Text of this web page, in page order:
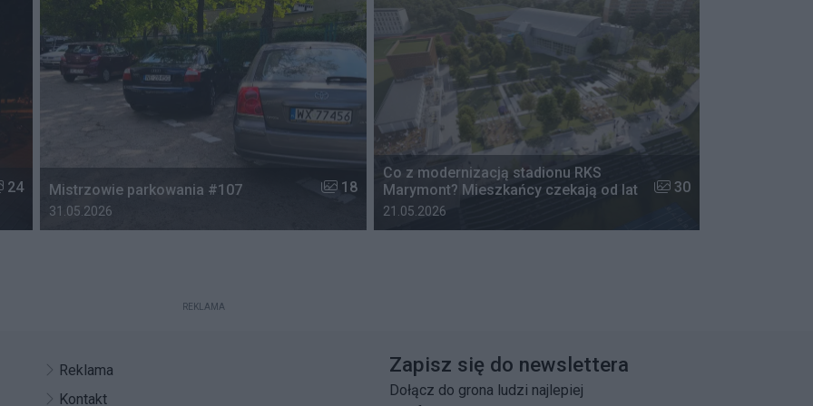
zdjęć w galerii:
24 Mistrzowie parkowania #107 Liczba zdjęć w galerii:
18
Data dodania galerii:
31.05.2026
Co z modernizacją stadionu RKS
Marymont? Mieszkańcy czekają od lat
Liczba zdjęć w galerii:
30
Data dodania galerii:
21.05.2026
REKLAMA
Reklama
Kontakt
Zapisz się do newslettera
Dołącz do grona ludzi najlepiej